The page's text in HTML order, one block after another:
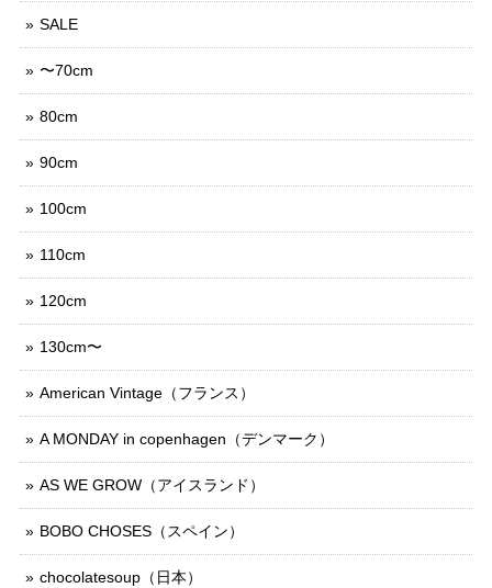
SALE
〜70cm
80cm
90cm
100cm
110cm
120cm
130cm〜
American Vintage（フランス）
A MONDAY in copenhagen（デンマーク）
AS WE GROW（アイスランド）
BOBO CHOSES（スペイン）
chocolatesoup（日本）